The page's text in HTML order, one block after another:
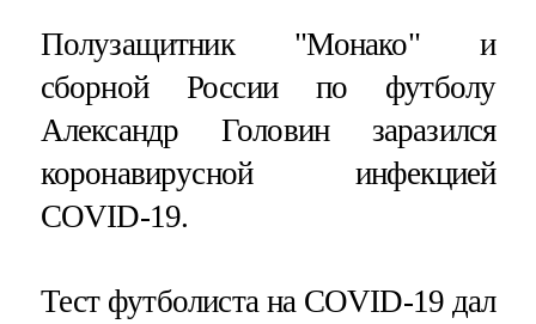
Полузащитник "Монако" и
сборной России по футболу
Александр Головин заразился
коронавирусной инфекцией
COVID-19.
Тест футболиста на COVID-19 дал